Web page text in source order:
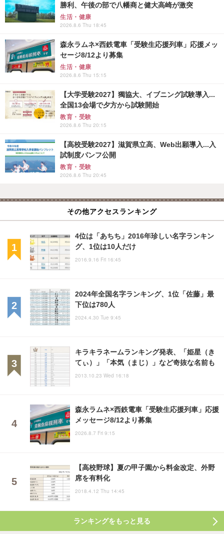
勝利、午後の部で八幡商と健大高崎が激突
生活・健康
2026.8.6 Thu 18:45
森永ラムネ×西鉄電車「受験生応援列車」応援メッ
セージ8/12より募集
生活・健康
2026.8.6 Thu 15:15
【大学受験2027】獨協大、イブニング試験導入...
全国13会場で夕方から試験開始
教育・受験
2026.8.6 Thu 20:15
【高校受験2027】滋賀県立高、Web出願導入...入
試制度パンフ公開
教育・受験
2026.8.6 Thu 20:45
その他アクセスランキング
4位は「あちち」2016年珍しい名字ランキン
グ、1位は10人だけ
2016.9.16 Fri 16:45
2024年全国名字ランキング、1位「佐藤」最
下位は780人
2024.4.30 Tue 9:45
キラキラネームランキング発表、「姫星（き
てぃ）」「本気（まじ）」など奇抜な名前も
2013.10.23 Wed 16:18
森永ラムネ×西鉄電車「受験生応援列車」応援
メッセージ8/12より募集
2026.8.7 Fri 9:15
【高校野球】夏の甲子園から料金改定、外野
席を有料化
2018.4.12 Thu 14:45
ランキングをもっと見る